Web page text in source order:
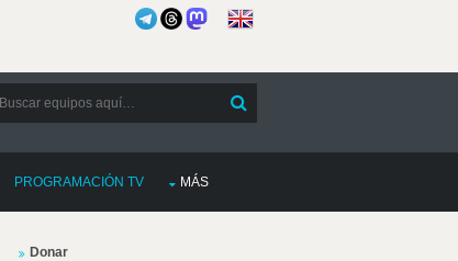
PROGRAMACIÓN TV MÁS
Donar